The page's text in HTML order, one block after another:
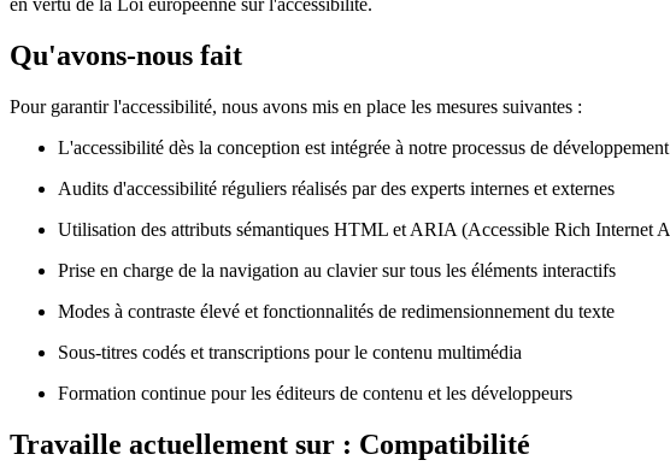
en vertu de la Loi européenne sur l'accessibilité.
Qu'avons-nous fait
Pour garantir l'accessibilité, nous avons mis en place les mesures suivantes :
L'accessibilité dès la conception est intégrée à notre processus de
Audits d'accessibilité réguliers réalisés par des experts internes et externes
Utilisation des attributs sémantiques HTML et ARIA (Accessible Rich Internet
Prise en charge de la navigation au clavier sur tous les éléments interactifs
Modes à contraste élevé et fonctionnalités de redimensionnement du texte
Sous-titres codés et transcriptions pour le contenu multimédia
Formation continue pour les éditeurs de contenu et les développeurs
Travaille actuellement sur : Compatibilité